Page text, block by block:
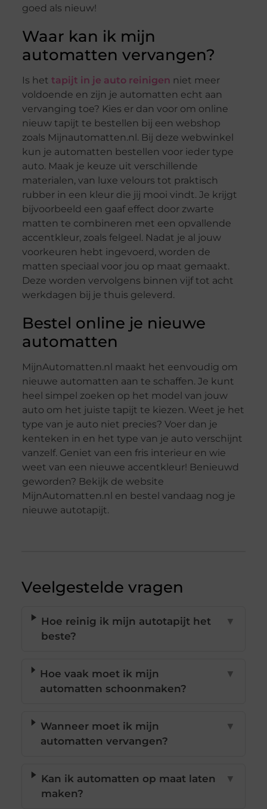
goed als nieuw!
Waar kan ik mijn
automatten vervangen?
Is het tapijt in je auto reinigen niet meer
voldoende en zijn je automatten echt aan
vervanging toe? Kies er dan voor om online
nieuw tapijt te bestellen bij een webshop
zoals Mijnautomatten.nl. Bij deze webwinkel
kun je automatten bestellen voor ieder type
auto. Maak je keuze uit verschillende
materialen, van luxe velours tot praktisch
rubber in een kleur die jij mooi vindt. Je krijgt
bijvoorbeeld een gaaf effect door zwarte
matten te combineren met een opvallende
accentkleur, zoals felgeel. Nadat je al jouw
voorkeuren hebt ingevoerd, worden de
matten speciaal voor jou op maat gemaakt.
Deze worden vervolgens binnen vijf tot acht
werkdagen bij je thuis geleverd.
Bestel online je nieuwe
automatten
MijnAutomatten.nl maakt het eenvoudig om
nieuwe automatten aan te schaffen. Je kunt
heel simpel zoeken op het model van jouw
auto om het juiste tapijt te kiezen. Weet je het
type van je auto niet precies? Voer dan je
kenteken in en het type van je auto verschijnt
vanzelf. Geniet van een fris interieur en wie
weet van een nieuwe accentkleur! Benieuwd
geworden? Bekijk de website
MijnAutomatten.nl en bestel vandaag nog je
nieuwe autotapijt.
Veelgestelde vragen
Hoe reinig ik mijn autotapijt het
beste?
▼
Hoe vaak moet ik mijn
automatten schoonmaken?
▼
Wanneer moet ik mijn
automatten vervangen?
▼
Kan ik automatten op maat laten
maken?
▼